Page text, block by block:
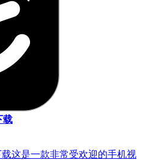
载
这是一款非常受欢迎的手机视